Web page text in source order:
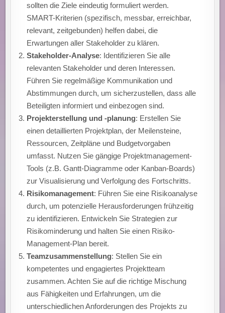
sollten die Ziele eindeutig formuliert werden.
SMART-Kriterien (spezifisch, messbar, erreichbar,
relevant, zeitgebunden) helfen dabei, die
Erwartungen aller Stakeholder zu klären.
Stakeholder-Analyse: Identifizieren Sie alle
relevanten Stakeholder und deren Interessen.
Führen Sie regelmäßige Kommunikation und
Abstimmungen durch, um sicherzustellen, dass alle
Beteiligten informiert und einbezogen sind.
Projekterstellung und -planung: Erstellen Sie
einen detaillierten Projektplan, der Meilensteine,
Ressourcen, Zeitpläne und Budgetvorgaben
umfasst. Nutzen Sie gängige Projektmanagement-
Tools (z.B. Gantt-Diagramme oder Kanban-Boards)
zur Visualisierung und Verfolgung des Fortschritts.
Risikomanagement: Führen Sie eine Risikoanalyse
durch, um potenzielle Herausforderungen frühzeitig
zu identifizieren. Entwickeln Sie Strategien zur
Risikominderung und halten Sie einen Risiko-
Management-Plan bereit.
Teamzusammenstellung: Stellen Sie ein
kompetentes und engagiertes Projektteam
zusammen. Achten Sie auf die richtige Mischung
aus Fähigkeiten und Erfahrungen, um die
unterschiedlichen Anforderungen des Projekts zu